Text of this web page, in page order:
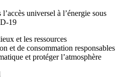
universel à l’énergie sous
19
et les ressources
et de consommation responsables
et protéger l’atmosphère